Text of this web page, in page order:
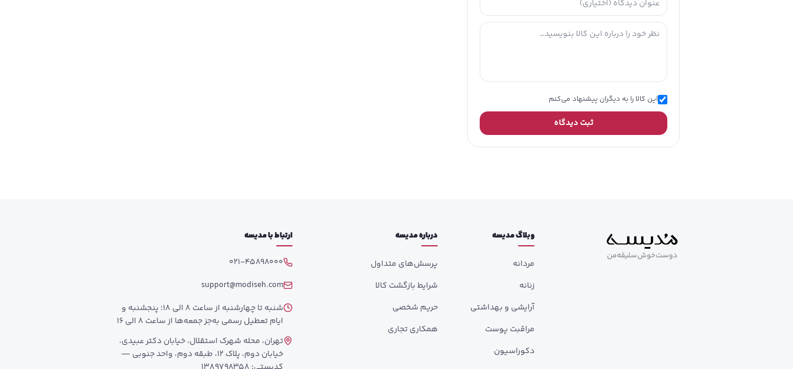
این کالا را به دیگران پیشنهاد می‌کنم
ثبت دیدگاه
وبلاگ مدیسه
مردانه
زنانه
آرایشی و بهداشتی
مراقبت پوست
دکوراسیون
درباره مدیسه
پرسش‌های متداول
شرایط بازگشت کالا
حریم شخصی
همکاری تجاری
ارتباط با مدیسه
021-45898000
support@modiseh.com
شنبه تا چهارشنبه از ساعت 8 الی 18؛ پنجشنبه و
ایام تعطیل رسمی به‌جز جمعه‌ها از ساعت 8 الی 16
تهران، محله شهرک استقلال، خیابان دکتر عبیدی،
خیابان دوم، پلاک 12، طبقه دوم، واحد جنوبی —